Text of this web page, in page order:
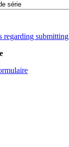
regarding submitting